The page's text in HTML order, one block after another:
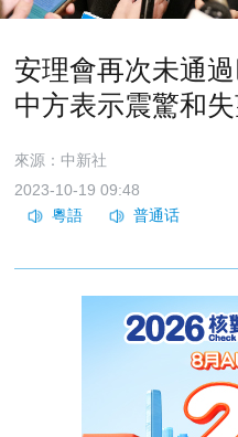
安理會再次未通
中方表示震驚和
來源：中新社
2023-10-19 09:48